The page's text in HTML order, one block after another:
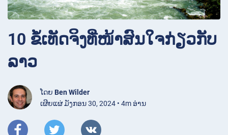
10 ຂໍ້ເທັດຈິງທີ່ໜ້າສົນໃຈກ່ຽວກັບ
ລາວ
ໂດຍ Ben Wilder
ເຜີຍແຜ່ ມັງກອນ 30, 2024 • 4m ອ່ານ